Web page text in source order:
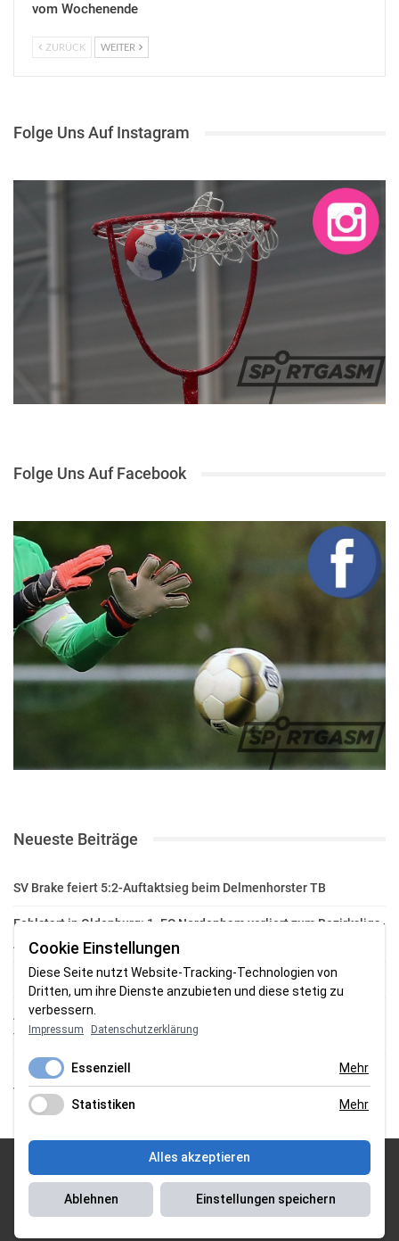
vom Wochenende
ZURÜCK WEITER
Folge Uns Auf Instagram
Folge Uns Auf Facebook
Neueste Beiträge
SV Brake feiert 5:2-Auftaktsieg beim Delmenhorster TB
Fehlstart in Oldenburg: 1. FC Nordenham verliert zum Bezirksliga-
Auftakt
Fußball in der Wesermarsch: Die Bilder vom Wochenende
Aufstieg geschafft: HSG-Unterweser-C-Jugend macht sich bereit
für die Oberliga
HSG Unterweser startet mit neuem Torwarttrainer in die
Vorbereitung
© 2026 Sportgasm . All Rights Reserved.
Unser Team|Impressum Datenschutzerklärung|Magazin Saison
2018/2019|Magazin Saison 2019/2020|Magazin Saison 2020/2021|
Cookie Einstellungen
Diese Seite nutzt Website-Tracking-Technologien von
Dritten, um ihre Dienste anzubieten und diese stetig zu
verbessern.
Impressum Datenschutzerklärung
Essenziell Mehr
Statistiken Mehr
Ablehnen Einstellungen speichern
Alles akzeptieren